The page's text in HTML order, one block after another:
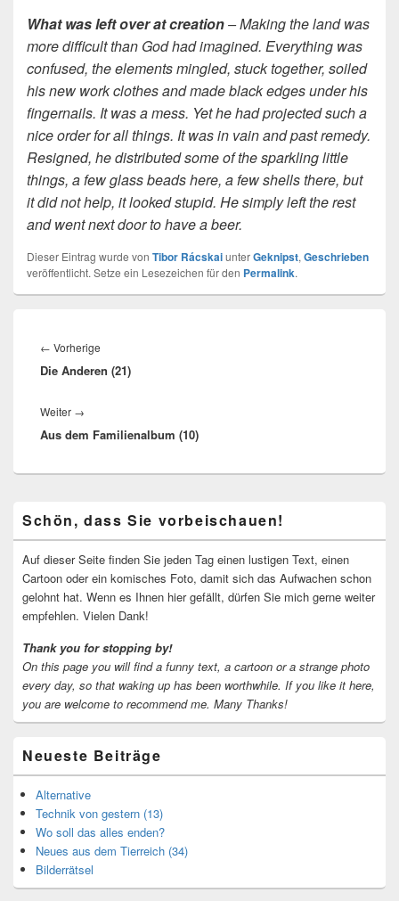
What was left over at creation– Making the land was
more difficult than God had imagined. Everything was
confused, the elements mingled, stuck together, soiled
his new work clothes and made black edges under his
fingernails. It was a mess. Yet he had projected such a
nice order for all things. It was in vain and past remedy.
Resigned, he distributed some of the sparkling little
things, a few glass beads here, a few shells there, but
it did not help, it looked stupid. He simply left the rest
and went next door to have a beer.
Dieser Eintrag wurde von Tibor RácskaiunterGeknipst, Geschrieben
veröffentlicht. Setze ein Lesezeichen für den Permalink.
← Vorherige
Beitrag:
Die Anderen (21)
Weiter →
Beitrag:
Aus dem Familienalbum (10)
Seitenleisten-
Widgetbereich
Schön, dass Sie vorbeischauen!
Auf dieser Seite finden Sie jeden Tag einen lustigen Text, einen
Cartoon oder ein komisches Foto, damit sich das Aufwachen schon
gelohnt hat. Wenn es Ihnen hier gefällt, dürfen Sie mich gerne weiter
empfehlen. Vielen Dank!
Thank you for stopping by!
On this page you will find a funny text, a cartoon or a strange photo
every day, so that waking up has been worthwhile. If you like it here,
you are welcome to recommend me. Many Thanks!
Neueste Beiträge
Alternative
Technik von gestern (13)
Wo soll das alles enden?
Neues aus dem Tierreich (34)
Bilderrätsel